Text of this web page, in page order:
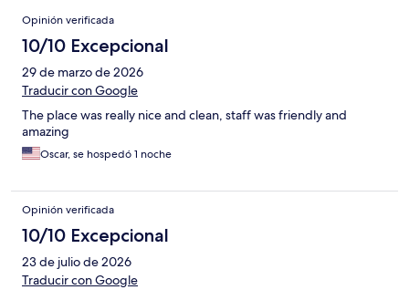
Opiniones
Opinión verificada
10/10 Excepcional
29 de marzo de 2026
Traducir con Google
The place was really nice and clean, staff was friendly and
amazing
Oscar, se hospedó 1 noche
Opinión verificada
10/10 Excepcional
23 de julio de 2026
Traducir con Google